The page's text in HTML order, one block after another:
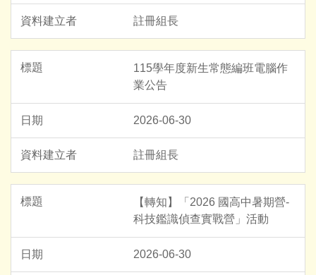
註冊組長
115學年度新生常態編班電腦作
業公告
2026-06-30
註冊組長
【轉知】「2026 國高中暑期營-
科技鑑識偵查實戰營」活動
2026-06-30